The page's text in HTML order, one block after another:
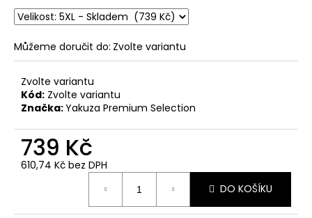
Můžeme doručit do: Zvolte variantu
Zvolte variantu
Kód: Zvolte variantu
Značka:Yakuza Premium Selection
739 Kč
610,74 Kč bez DPH
DO KOŠÍKU
m
PÁNSKÉ
TEPLÁKY
YAKUZA
YPJO
4029